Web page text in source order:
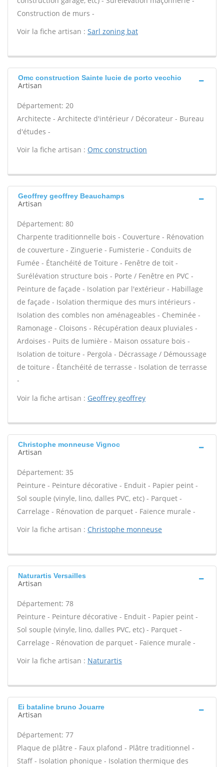
Construction de murs -
Voir la fiche artisan : Sarl zoning bat
Omc construction Sainte lucie de porto vecchio
Artisan
Département: 20
Architecte - Architecte d'intérieur / Décorateur - Bureau
d'études -
Voir la fiche artisan : Omc construction
Geoffrey geoffrey Beauchamps
Artisan
Département: 80
Charpente traditionnelle bois - Couverture - Rénovation
de couverture - Zinguerie - Fumisterie - Conduits de
Fumée - Étanchéité de Toiture - Fenêtre de toit -
Surélévation structure bois - Porte / Fenêtre en PVC -
Peinture de façade - Isolation par l'extérieur - Habillage
de façade - Isolation thermique des murs intérieurs -
Isolation des combles non aménageables - Cheminée -
Ramonage - Cloisons - Récupération deaux pluviales -
Ardoises - Puits de lumière - Maison ossature bois -
Isolation de toiture - Pergola - Décrassage / Démoussage
de toiture - Étanchéité de terrasse - Isolation de terrasse
-
Voir la fiche artisan : Geoffrey geoffrey
Christophe monneuse Vignoc
Artisan
Département: 35
Peinture - Peinture décorative - Enduit - Papier peint -
Sol souple (vinyle, lino, dalles PVC, etc) - Parquet -
Carrelage - Rénovation de parquet - Faïence murale -
Voir la fiche artisan : Christophe monneuse
Naturartis Versailles
Artisan
Département: 78
Peinture - Peinture décorative - Enduit - Papier peint -
Sol souple (vinyle, lino, dalles PVC, etc) - Parquet -
Carrelage - Rénovation de parquet - Faïence murale -
Voir la fiche artisan : Naturartis
Ei bataline bruno Jouarre
Artisan
Département: 77
Plaque de plâtre - Faux plafond - Plâtre traditionnel -
Staff - Isolation phonique - Isolation thermique des